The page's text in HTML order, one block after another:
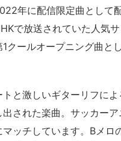
年に配信限定曲として
で放送されていた人気
1クールオープニング曲と
と激しいギターリフに
された楽曲。サッカーア
ッチしています。Bメロ